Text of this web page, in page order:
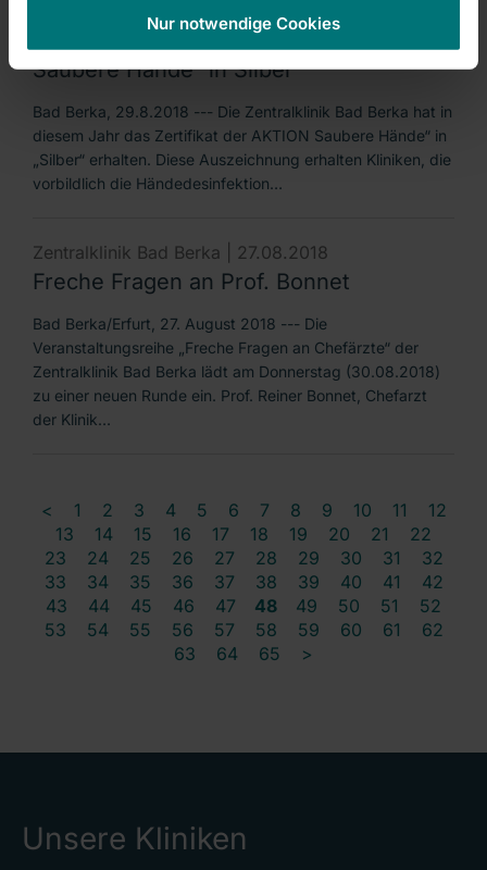
Nur notwendige Cookies
Zentralklinik Bad Berka | 29.08.2018
Zentralklinik erhält Zertifikat „AKTION
Saubere Hände“ in Silber
Bad Berka, 29.8.2018 --- Die Zentralklinik Bad Berka hat in
diesem Jahr das Zertifikat der AKTION Saubere Hände“ in
„Silber“ erhalten. Diese Auszeichnung erhalten Kliniken, die
vorbildlich die Händedesinfektion…
Zentralklinik Bad Berka | 27.08.2018
Freche Fragen an Prof. Bonnet
Bad Berka/Erfurt, 27. August 2018 --- Die
Veranstaltungsreihe „Freche Fragen an Chefärzte“ der
Zentralklinik Bad Berka lädt am Donnerstag (30.08.2018)
zu einer neuen Runde ein. Prof. Reiner Bonnet, Chefarzt
der Klinik…
< 1 2 3 4 5 6 7 8 9 10 11
12
13
14 15 16 17 18 19 20 21
22
23
24 25 26 27 28 29 30 31
32
33
34 35 36 37 38 39 40 41
42
43
44 45 46 47 48 49 50 51
52
53
54 55 56 57 58 59 60 61
62
63
64 65 >
Unsere Kliniken